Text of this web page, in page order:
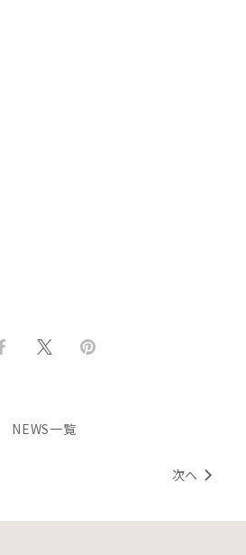
FacebookTwitterPin
NEWS一覧
次へ